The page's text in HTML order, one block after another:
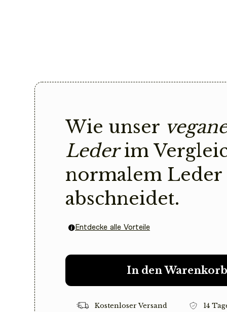
Wie unser
Lederim
normalem Leder
abschneidet.
Entdecke alle Vorteile
In den Warenkorb
Kostenloser Versand
14